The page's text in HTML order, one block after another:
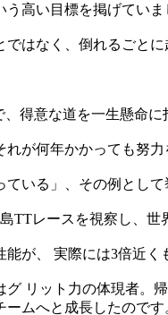
高い目標を掲げていま
ではなく、倒れるごと
、得意な道を一生懸命
が何年かかっても努
ている」、その例とし
TTレースを視察し、
が、 実際には3倍近く
リット力の体現者。
ムへと成長したのです